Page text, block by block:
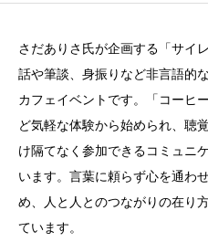
さだありさ氏が企画する「サイ
話や筆談、身振りなど非言語的
カフェイベントです。「コーヒ
ど気軽な体験から始められ、聴
け隔てなく参加できるコミュニ
います。言葉に頼らず心を通わ
め、人と人とのつながりの在り
ています。